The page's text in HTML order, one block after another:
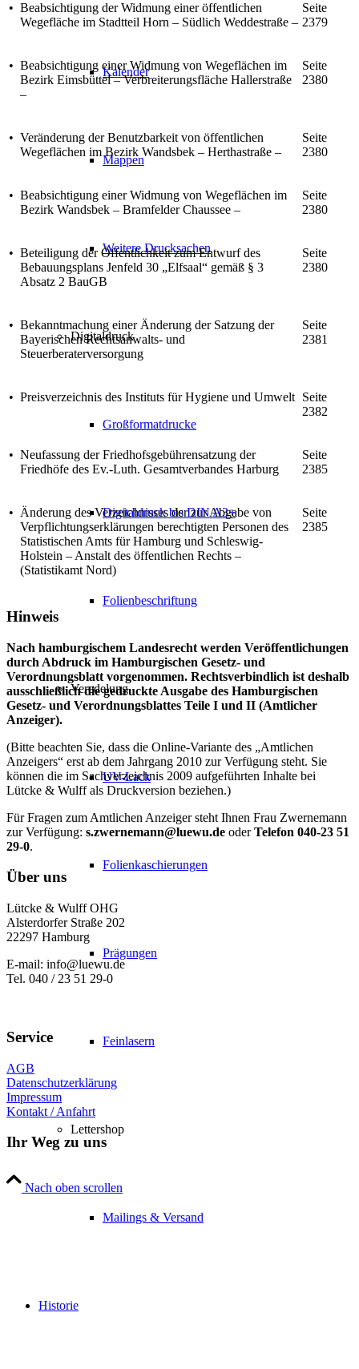
Kalender
Mappen
Weitere Drucksachen
Digitaldruck
Großformatdrucke
Digitaldruck bis DIN A3+
Folienbeschriftung
Veredelung
UV-Lack
Folienkaschierungen
Prägungen
Feinlasern
Lettershop
Mailings & Versand
Historie
• Beabsichtigung der Widmung einer öffentlichen
Wegefläche im Stadtteil Horn – Südlich Weddestraße –
Seite
2379
• Beabsichtigung einer Widmung von Wegeflächen im
Bezirk Eimsbüttel – Verbreiterungsfläche Hallerstraße
–
Seite
2380
• Veränderung der Benutzbarkeit von öffentlichen
Wegeflächen im Bezirk Wandsbek – Herthastraße –
Seite
2380
• Beabsichtigung einer Widmung von Wegeflächen im
Bezirk Wandsbek – Bramfelder Chaussee –
Seite
2380
• Beteiligung der Öffentlichkeit zum Entwurf des
Bebauungsplans Jenfeld 30 „Elfsaal“ gemäß § 3
Absatz 2 BauGB
Seite
2380
• Bekanntmachung einer Änderung der Satzung der
Bayerischen Rechtsanwalts- und
Steuerberaterversorgung
Seite
2381
• Preisverzeichnis des Instituts für Hygiene und Umwelt Seite
2382
• Neufassung der Friedhofsgebührensatzung der
Friedhöfe des Ev.-Luth. Gesamtverbandes Harburg
Seite
2385
• Änderung des Verzeichnisses der zur Abgabe von
Verpflichtungserklärungen berechtigten Personen des
Statistischen Amts für Hamburg und Schleswig-
Holstein – Anstalt des öffentlichen Rechts –
(Statistikamt Nord)
Seite
2385
Hinweis
Nach hamburgischem Landesrecht werden Veröffentlichungen
durch Abdruck im Hamburgischen Gesetz- und
Verordnungsblatt vorgenommen. Rechtsverbindlich ist deshalb
ausschließlich die gedruckte Ausgabe des Hamburgischen
Gesetz- und Verordnungsblattes Teile I und II (Amtlicher
Anzeiger).
(Bitte beachten Sie, dass die Online-Variante des „Amtlichen
Anzeigers“ erst ab dem Jahrgang 2010 zur Verfügung steht. Sie
können die im Sachverzeichnis 2009 aufgeführten Inhalte bei
Lütcke & Wulff als Druckversion beziehen.)
Für Fragen zum Amtlichen Anzeiger steht Ihnen Frau Zwernemann
zur Verfügung: s.zwernemann@luewu.de oderTelefon 040-23 51
29-0.
Über uns
Lütcke & Wulff OHG
Alsterdorfer Straße 202
22297 Hamburg
E-mail: info@luewu.de
Tel. 040 / 23 51 29-0
Service
AGB
Datenschutzerklärung
Impressum
Kontakt / Anfahrt
Ihr Weg zu uns
Nach oben scrollen